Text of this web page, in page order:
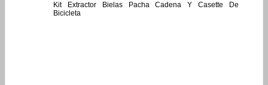
Kit Extractor Bielas Pacha Cadena Y Casette De
Bicicleta